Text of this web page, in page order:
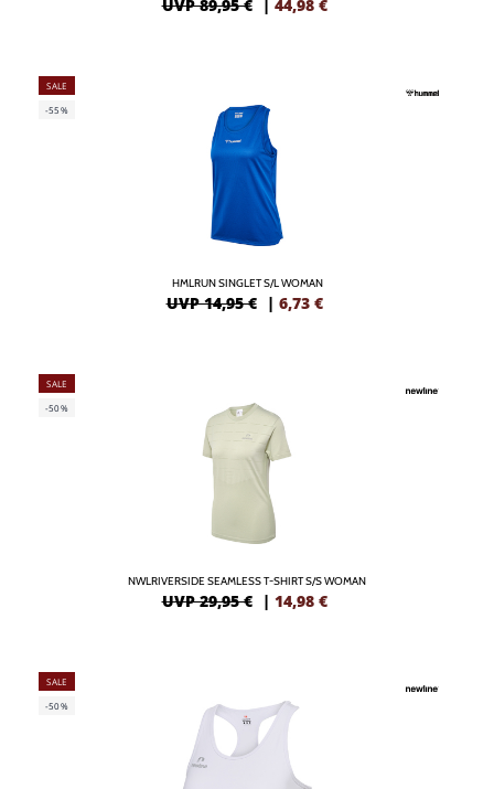
UVP 89,95 € 44,98 €
SALE
-55%
HMLRUN SINGLET S/L WOMAN
UVP 14,95 € | 6,73 €
SALE
-50%
NWLRIVERSIDE SEAMLESS T-SHIRT S/S WOMAN
UVP 29,95 € | 14,98 €
SALE
-50%